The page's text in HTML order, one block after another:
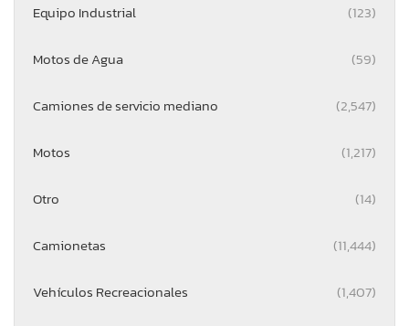
Equipo Industrial (123)
Motos de Agua (59)
Camiones de servicio mediano (2,547)
Motos (1,217)
Otro (14)
Camionetas (11,444)
Vehículos Recreacionales (1,407)